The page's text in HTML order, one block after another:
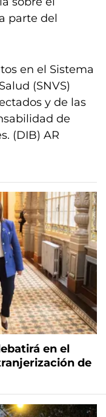
parte del
en el Sistema
(SNVS)
y de las
de
(DIB) AR
en el
de